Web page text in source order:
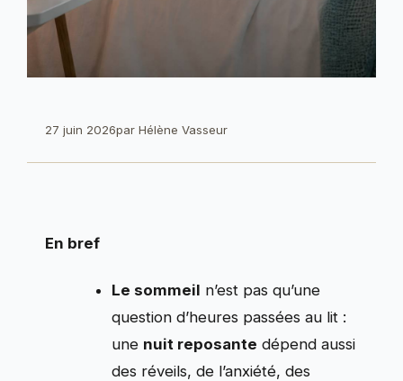
27 juin 2026par Hélène Vasseur
En bref
Le sommeil n’est pas qu’une
question d’heures passées au lit :
une nuit reposante dépend aussi
des réveils, de l’anxiété, des